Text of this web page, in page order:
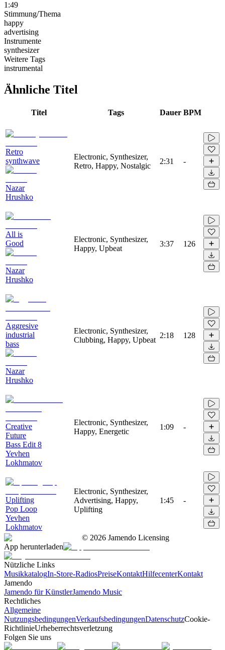
1:49
Stimmung/Thema
happy
advertising
Instrumente
synthesizer
Weitere Tags
instrumental
Ähnliche Titel
Titel Tags Dauer BPM
Retro
synthwave
Nazar
Hrushko
Electronic, Synthesizer,
Retro, Happy, Nostalgic
2:31 -
All is
Good
Nazar
Hrushko
Electronic, Synthesizer,
Happy, Upbeat
3:37 126
Aggresive
industrial
bass
Nazar
Hrushko
Electronic, Synthesizer,
Clubbing, Happy, Upbeat
2:18 128
Creative
Future
Bass Edit 8
Yevhen
Lokhmatov
Electronic, Synthesizer,
Happy, Energetic
1:09 -
Uplifting
Pop Loop
Yevhen
Lokhmatov
Electronic, Synthesizer,
Advertising, Happy,
Uplifting
1:45 -
© 2026 Jamendo Licensing
App herunterladen
Nützliche Links
MusikkatalogIn-Store-RadiosPreiseKontaktHilfecenterKontakt
Jamendo
Jamendo für KünstlerJamendo Music
Rechtliches
Allgemeine
NutzungsbedingungenVerkaufsbedingungenDatenschutzCookie-
RichtlinieUrheberrechtsverletzung
Folgen Sie uns